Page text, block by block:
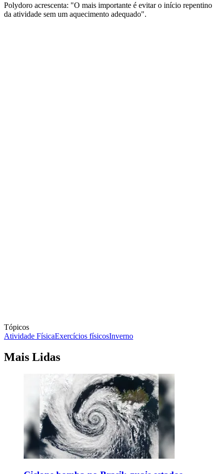
Polydoro acrescenta: "O mais importante é evitar o início repentino
da atividade sem um aquecimento adequado".
Tópicos
Atividade FísicaExercícios físicosInverno
Mais Lidas